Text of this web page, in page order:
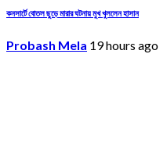
কনসার্টে বোতল ছুড়ে মারার ঘটনায় মুখ খুললেন হাসান
Probash Mela 19 hours ago